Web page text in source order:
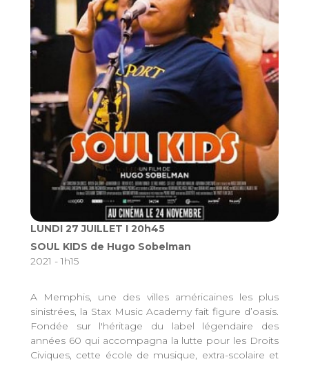
LUNDI 27 JUILLET I 20h45
SOUL KIDS de Hugo Sobelman
2021 - 1h15
A Memphis, une des villes américaines les plus
sinistrées, la Stax Music Academy fait figure d’oasis.
Fondée sur l'héritage du label légendaire des
années 60 qui accompagna la lutte pour les Droits
Civiques, cette école de musique, extra-scolaire et